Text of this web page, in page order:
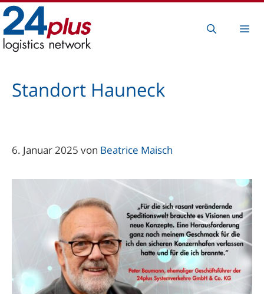
Zum
Inhalt
springen
Standort Hauneck
6. Januar 2025 von Beatrice Maisch